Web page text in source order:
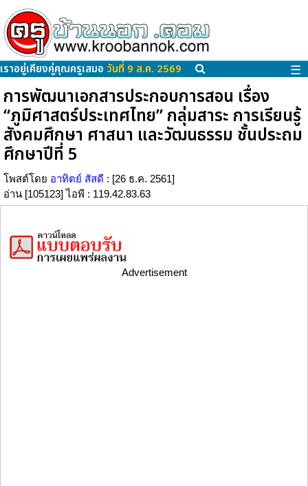
เราอยู่เคียงคู่คุณครูเสมอ วันที่ 9 ส.ค. 2569 ☰
การพัฒนาเอกสารประกอบการสอน เรื่อง
“ภูมิศาสตร์ประเทศไทย” กลุ่มสาระ การเรียนรู้
สังคมศึกษา ศาสนา และวัฒนธรรม ชั้นประถม
ศึกษาปีที่ 5
โพสต์โดย อาทิตย์ สัสดี : [26 ธ.ค. 2561]
อ่าน [105123] ไอพี : 119.42.83.63
Advertisement